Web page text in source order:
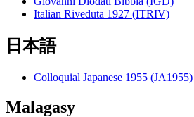
Italian Riveduta 1927 (ITRIV)
日本語
Colloquial Japanese 1955 (JA1955)
Malagasy